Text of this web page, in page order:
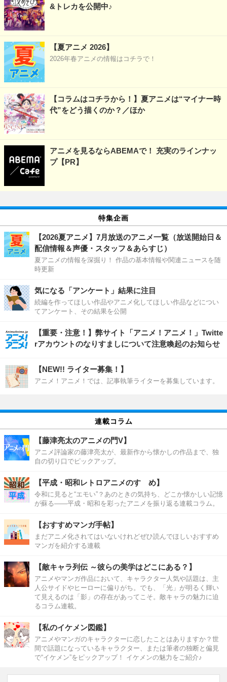
&トレカを公開中♪
【夏アニメ 2026】
2026年春アニメの情報はコチラで！
【コラムはコチラから！】夏アニメは“マイナー時
代”をどう描くのか？／ほか
アニメを見るならABEMAで！ 充実のラインナッ
プ【PR】
特集企画
【2026夏アニメ】7月放送のアニメ一覧（放送開始日＆
配信情報＆声優・スタッフ＆あらすじ）
夏アニメの情報を深掘り！ 作品の基本情報や関連ニュースを随
時更新
気になる「アンケート」結果に注目
続編を作ってほしい作品やアニメ化してほしい作品などについ
てアンケート、その結果を公開
【重要・注意！】弊サイト「アニメ！アニメ！」Twitte
rアカウントのなりすましについて注意喚起のお知らせ
【NEW!! ライター募集！】
アニメ！アニメ！では、記事執筆ライターを募集しています。
連載コラム
【藤津亮太のアニメの門V】
アニメ評論家の藤津亮太が、最新作から懐かしの作品まで、独
自の切り口でピックアップ。
【平成・昭和レトロアニメのすゝめ】
令和に見ると“エモい”？あのときの気持ち、どこか懐かしい記憶
が蘇る――平成・昭和を彩ったアニメを振り返る連載コラム。
【おすすめマンガ手帖】
まだアニメ化されてはいないけれどぜひ読んでほしいおすすめ
マンガを紹介する連載
【敵キャラ列伝 ～彼らの美学はどこにある？】
アニメやマンガ作品において、キャラクター人気や話題は、主
人公サイドやヒーローに偏りがち。でも、「光」が明るく輝い
て見えるのは「影」の存在があってこそ。敵キャラの魅力に迫
るコラム連載。
【私のイケメン図鑑】
アニメやマンガのキャラクターに恋したことはありますか？世
間で話題になっているキャラクター、または筆者の独断と偏見
で“イケメン”をピックアップ！ イケメンの魅力をご紹介♪